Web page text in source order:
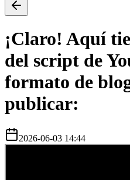
¡Claro! Aquí
del script de
formato de
publicar:
2026-06-03 14:44